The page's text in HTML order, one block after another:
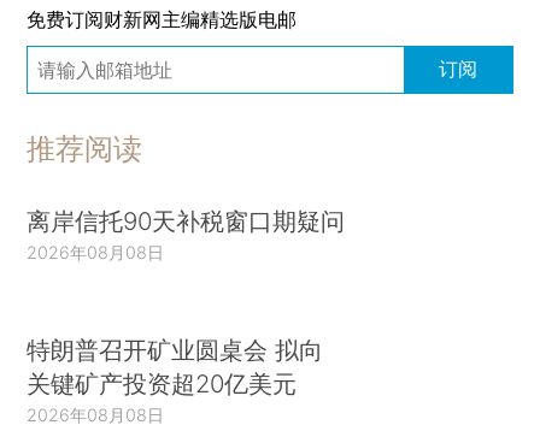
免费订阅财新网主编精选版电邮
订阅
推荐阅读
离岸信托90天补税窗口期疑问
2026年08月08日
特朗普召开矿业圆桌会 拟向
关键矿产投资超20亿美元
2026年08月08日